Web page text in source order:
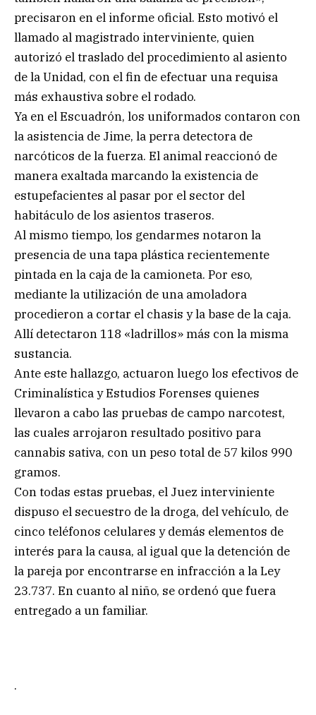
precisaron en el informe oficial. Esto motivó el
llamado al magistrado interviniente, quien
autorizó el traslado del procedimiento al asiento
de la Unidad, con el fin de efectuar una requisa
más exhaustiva sobre el rodado.
Ya en el Escuadrón, los uniformados contaron con
la asistencia de Jime, la perra detectora de
narcóticos de la fuerza. El animal reaccionó de
manera exaltada marcando la existencia de
estupefacientes al pasar por el sector del
habitáculo de los asientos traseros.
Al mismo tiempo, los gendarmes notaron la
presencia de una tapa plástica recientemente
pintada en la caja de la camioneta. Por eso,
mediante la utilización de una amoladora
procedieron a cortar el chasis y la base de la caja.
Allí detectaron 118 «ladrillos» más con la misma
sustancia.
Ante este hallazgo, actuaron luego los efectivos de
Criminalística y Estudios Forenses quienes
llevaron a cabo las pruebas de campo narcotest,
las cuales arrojaron resultado positivo para
cannabis sativa, con un peso total de 57 kilos 990
gramos.
Con todas estas pruebas, el Juez interviniente
dispuso el secuestro de la droga, del vehículo, de
cinco teléfonos celulares y demás elementos de
interés para la causa, al igual que la detención de
la pareja por encontrarse en infracción a la Ley
23.737. En cuanto al niño, se ordenó que fuera
entregado a un familiar.
.